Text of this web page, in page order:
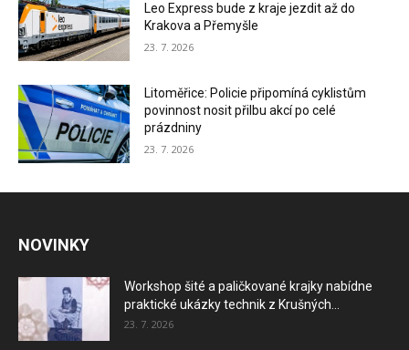
Leo Express bude z kraje jezdit až do
Krakova a Přemyšle
23. 7. 2026
Litoměřice: Policie připomíná cyklistům
povinnost nosit přilbu akcí po celé
prázdniny
23. 7. 2026
NOVINKY
Workshop šité a paličkované krajky nabídne
praktické ukázky technik z Krušných...
23. 7. 2026